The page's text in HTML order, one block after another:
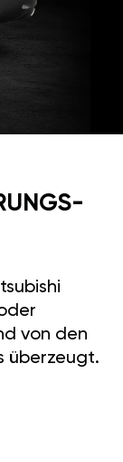
von den
überzeugt.